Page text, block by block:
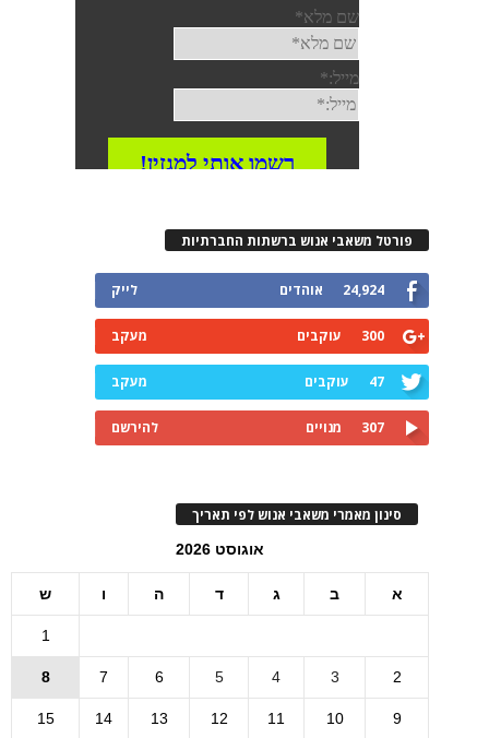
פורטל משאבי אנוש ברשתות החברתיות
24,924 אוהדים לייק
300 עוקבים מעקב
47 עוקבים מעקב
307 מנויים להירשם
סינון מאמרי משאבי אנוש לפי תאריך
אוגוסט 2026
א ב ג ד ה ו ש
1
2
3
4
5
6
7
8
9
10
11
12
13
14
15